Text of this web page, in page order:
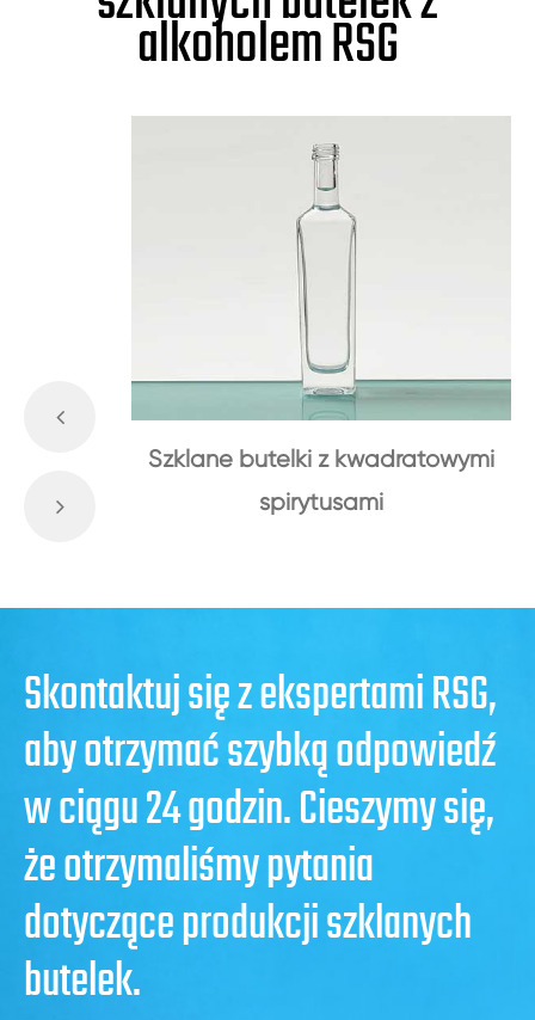
alkoholem RSG
Szklane butelki z kwadratowymi
spirytusami
Skontaktuj się z ekspertami RSG,
aby otrzymać szybką odpowiedź
w ciągu 24 godzin. Cieszymy się,
że otrzymaliśmy pytania
dotyczące produkcji szklanych
butelek.